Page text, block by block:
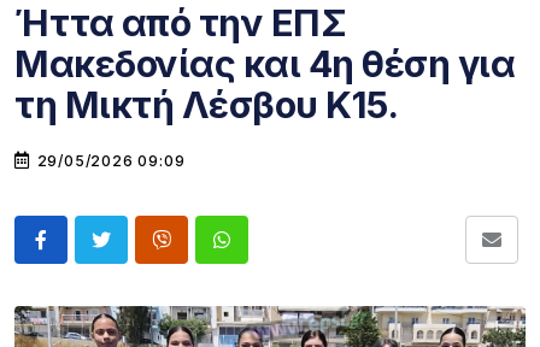
Ήττα από την ΕΠΣ
Μακεδονίας και 4η θέση για
τη Μικτή Λέσβου Κ15.
29/05/2026 09:09